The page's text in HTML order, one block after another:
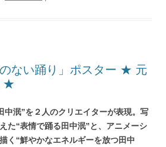
ない踊り」ポスター ★ 元
★
中泯”を２人のクリエイターが表現。写
た“表情で踊る田中泯”と、アニメーシ
く“鮮やかなエネルギーを放つ田中